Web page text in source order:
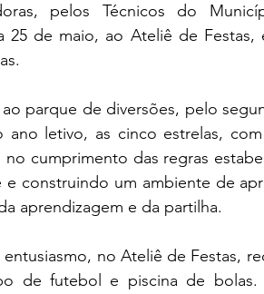
pelos Técnicos do
25 de maio, ao Ateliê de Festas,
parque de diversões, pelo
letivo, as cinco estrelas,
cumprimento das regras
construindo um ambiente de
aprendizagem e da partilha.
no Ateliê de Festas,
de futebol e piscina de bolas.